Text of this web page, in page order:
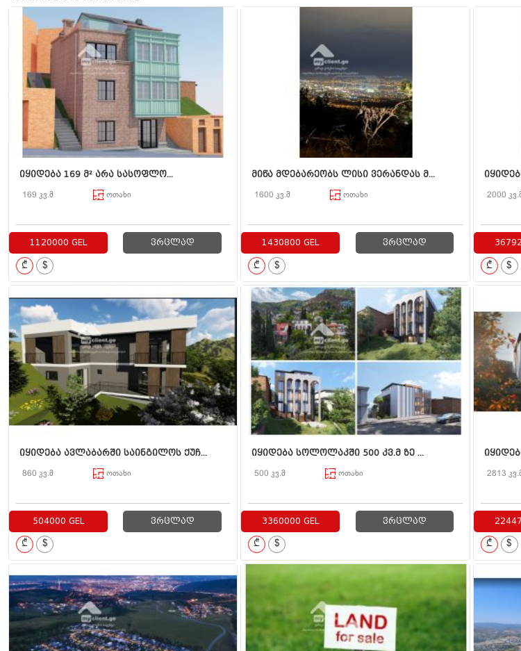
იყიდება 169 მ² არა სასოფლო...
169 კვ.მ ოთახი
1120000 GEL ვრცლად
₾ $
მიწა მდებარეობს ლისი ვერანდას მ...
1600 კვ.მ ოთახი
1430800 GEL ვრცლად
₾ $
2000
₾ $
იყიდება ავლაბარში საინგილოს ქუჩ...
860 კვ.მ ოთახი
504000 GEL ვრცლად
₾ $
იყიდება სოლოლაკში 500 კვ.მ ზე ...
500 კვ.მ ოთახი
3360000 GEL ვრცლად
₾ $
2813
₾ $